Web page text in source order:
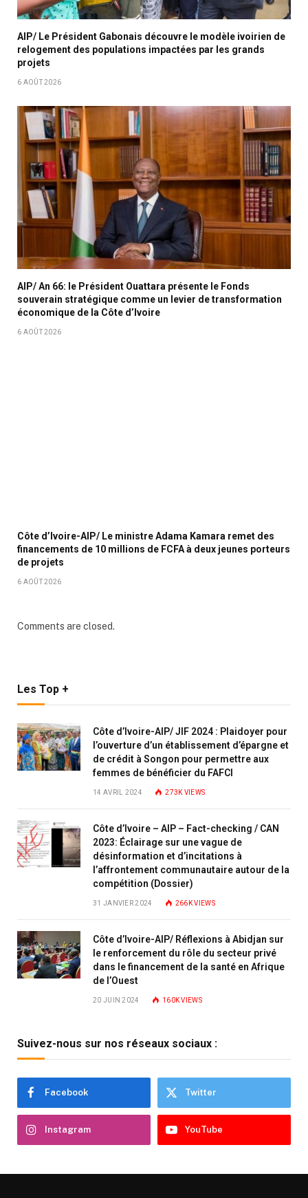
AIP/ Le Président Gabonais découvre le modèle ivoirien de
relogement des populations impactées par les grands
projets
6 AOÛT 2026
AIP/ An 66: le Président Ouattara présente le Fonds
souverain stratégique comme un levier de transformation
économique de la Côte d’Ivoire
6 AOÛT 2026
Côte d’Ivoire-AIP/ Le ministre Adama Kamara remet des
financements de 10 millions de FCFA à deux jeunes porteurs
de projets
6 AOÛT 2026
Comments are closed.
Les Top +
Côte d’Ivoire-AIP/ JIF 2024 : Plaidoyer pour
l’ouverture d’un établissement d’épargne et
de crédit à Songon pour permettre aux
femmes de bénéficier du FAFCI
14 AVRIL 2024 273K VIEWS
Côte d’Ivoire – AIP – Fact-checking / CAN
2023: Éclairage sur une vague de
désinformation et d’incitations à
l’affrontement communautaire autour de la
compétition (Dossier)
31 JANVIER 2024 266KVIEWS
Côte d’Ivoire-AIP/ Réflexions à Abidjan sur
le renforcement du rôle du secteur privé
dans le financement de la santé en Afrique
de l’Ouest
20 JUIN 2024 160KVIEWS
Suivez-nous sur nos réseaux sociaux :
Facebook Twitter
Instagram YouTube